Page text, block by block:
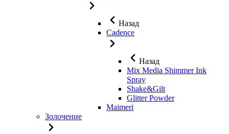
Назад
Cadence
Назад
Mix Media Shimmer Ink
Spray
Shake&Gilt
Glitter Powder
Maimeri
Золочение